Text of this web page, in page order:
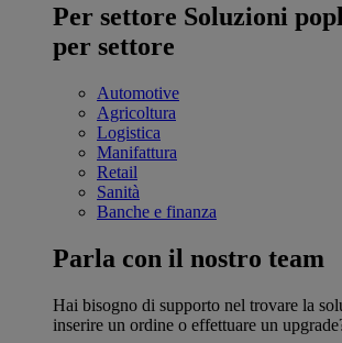
Per settore Soluzioni
per settore
Automotive
Agricoltura
Logistica
Manifattura
Retail
Sanità
Banche e finanza
Parla con il nostro team
Hai bisogno di supporto nel trovare la
inserire un ordine o effettuare un